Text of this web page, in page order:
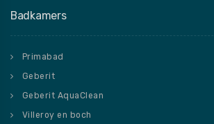
Badkamers
Primabad
Geberit
Geberit AquaClean
Villeroy en boch